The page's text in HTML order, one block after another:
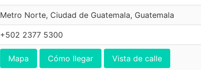
Metro Norte, Ciudad de Guatemala, Guatemala
+502 2377 5300
Mapa Cómo llegar Vista de calle